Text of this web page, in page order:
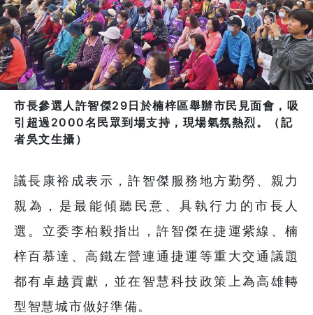
市長參選人許智傑29日於楠梓區舉辦市民見面會，吸
引超過2000名民眾到場支持，現場氣氛熱烈。（記
者吳文生攝）
議長康裕成表示，許智傑服務地方勤勞、親力
親為，是最能傾聽民意、具執行力的市長人
選。立委李柏毅指出，許智傑在捷運紫線、楠
梓百慕達、高鐵左營連通捷運等重大交通議題
都有卓越貢獻，並在智慧科技政策上為高雄轉
型智慧城市做好準備。